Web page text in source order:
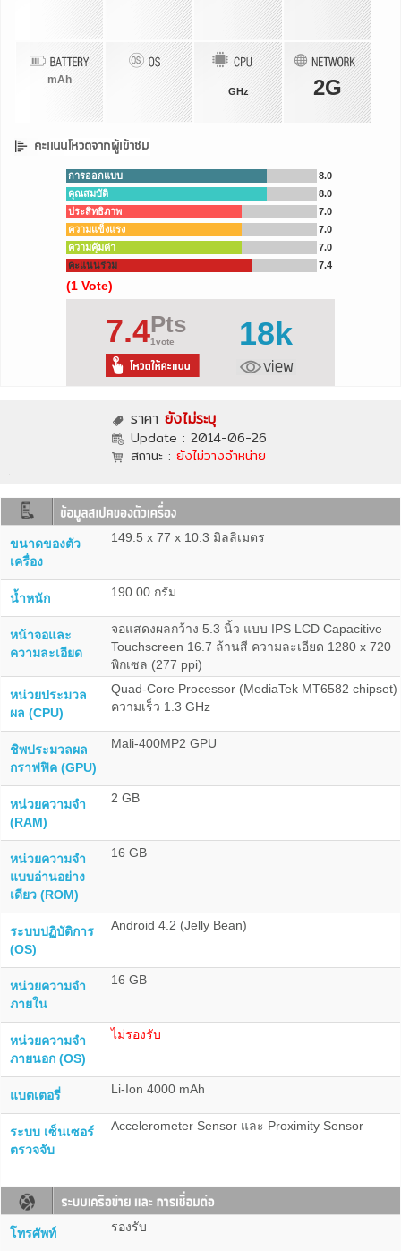
mAh
GHz 2G
การออกแบบ
8.0
คุณสมบัติ
8.0
ประสิทธิภาพ
7.0
ความแข็งแรง
7.0
ความคุ้มค่า
7.0
คะแนนร่วม
7.4
(1 Vote)
7.4Pts
1vote 18k
ราคา ยังไม่ระบุ
Update : 2014-06-26
สถานะ : ยังไม่วางจำหน่าย
ขนาดของตัว
เครื่อง
149.5 x 77 x 10.3 มิลลิเมตร
น้ำหนัก 190.00 กรัม
หน้าจอและ
ความละเอียด
จอแสดงผลกว้าง 5.3 นิ้ว แบบ IPS LCD Capacitive
Touchscreen 16.7 ล้านสี ความละเอียด 1280 x 720
พิกเซล (277 ppi)
หน่วยประมวล
ผล (CPU)
Quad-Core Processor (MediaTek MT6582 chipset)
ความเร็ว 1.3 GHz
ชิพประมวลผล
กราฟฟิค (GPU)
Mali-400MP2 GPU
หน่วยความจำ
(RAM)
2 GB
หน่วยความจำ
แบบอ่านอย่าง
เดียว (ROM)
16 GB
ระบบปฏิบัติการ
(OS)
Android 4.2 (Jelly Bean)
หน่วยความจำ
ภายใน
16 GB
หน่วยความจำ
ภายนอก (OS)
ไม่รองรับ
แบตเตอรี่ Li-Ion 4000 mAh
ระบบ เซ็นเซอร์
ตรวจจับ
Accelerometer Sensor และ Proximity Sensor
โทรศัพท์ รองรับ